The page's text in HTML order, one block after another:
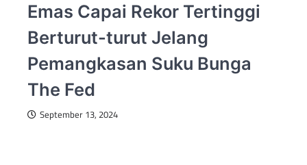
Emas Capai Rekor Tertinggi
Berturut-turut Jelang
Pemangkasan Suku Bunga
The Fed
September 13, 2024